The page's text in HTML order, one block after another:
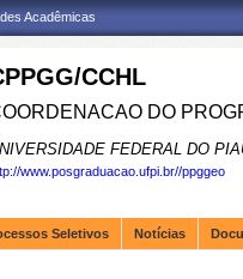
Acadêmicas
CCHL
DO
FEDERAL DO
www.posgraduacao.ufpi.br//ppggeo
Seletivos Notícias